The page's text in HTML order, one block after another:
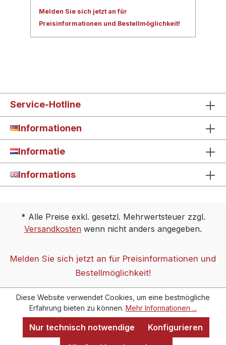
Melden Sie sich jetzt an für
Preisinformationen und Bestellmöglichkeit!
Service-Hotline
Informationen
Informatie
Informations
* Alle Preise exkl. gesetzl. Mehrwertsteuer zzgl.
Versandkosten wenn nicht anders angegeben.
Melden Sie sich jetzt an für Preisinformationen und
Bestellmöglichkeit!
Diese Website verwendet Cookies, um eine bestmögliche
Erfahrung bieten zu können. Mehr Informationen ...
Nur technisch notwendige
Konfigurieren